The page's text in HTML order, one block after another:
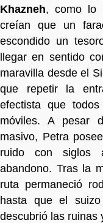
Khazneh, como lo
creían que un
escondido un
llegar en sentido
maravilla desde el
que repetir la
efectista que
móviles. A pesar
masivo, Petra
ruido con siglos
abandono. Tras la
ruta permaneció
hasta que el suizo
descubrió las ruinas